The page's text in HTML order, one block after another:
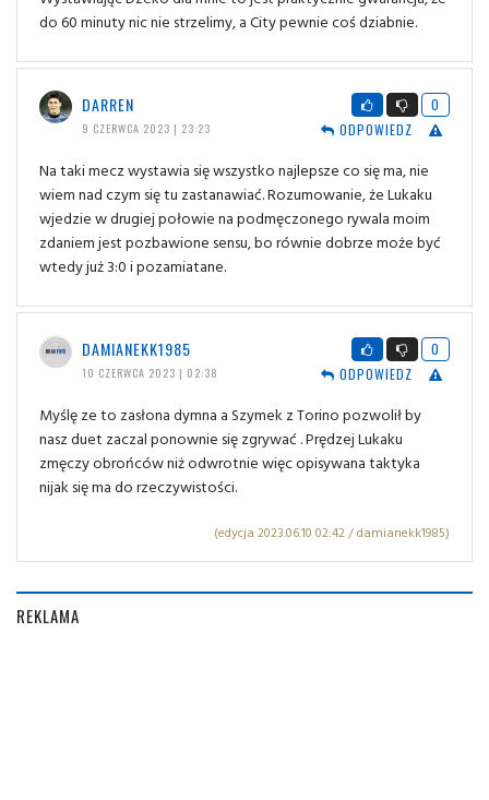
do 60 minuty nic nie strzelimy, a City pewnie coś dziabnie.
DARREN
9 CZERWCA 2023 | 23:23
0
ODPOWIEDZ
Na taki mecz wystawia się wszystko najlepsze co się ma, nie
wiem nad czym się tu zastanawiać. Rozumowanie, że Lukaku
wjedzie w drugiej połowie na podmęczonego rywala moim
zdaniem jest pozbawione sensu, bo równie dobrze może być
wtedy już 3:0 i pozamiatane.
DAMIANEKK1985
10 CZERWCA 2023 | 02:38
0
ODPOWIEDZ
Myślę ze to zasłona dymna a Szymek z Torino pozwolił by
nasz duet zaczal ponownie się zgrywać . Prędzej Lukaku
zmęczy obrońców niż odwrotnie więc opisywana taktyka
nijak się ma do rzeczywistości.
(edycja 2023.06.10 02:42 / damianekk1985)
REKLAMA